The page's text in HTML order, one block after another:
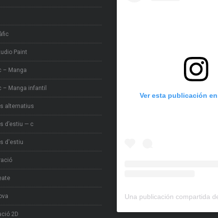
Paint
– Manga
– Manga infantil
alternatius
d’estiu — c
d'estiu
2D
Ver esta publicación